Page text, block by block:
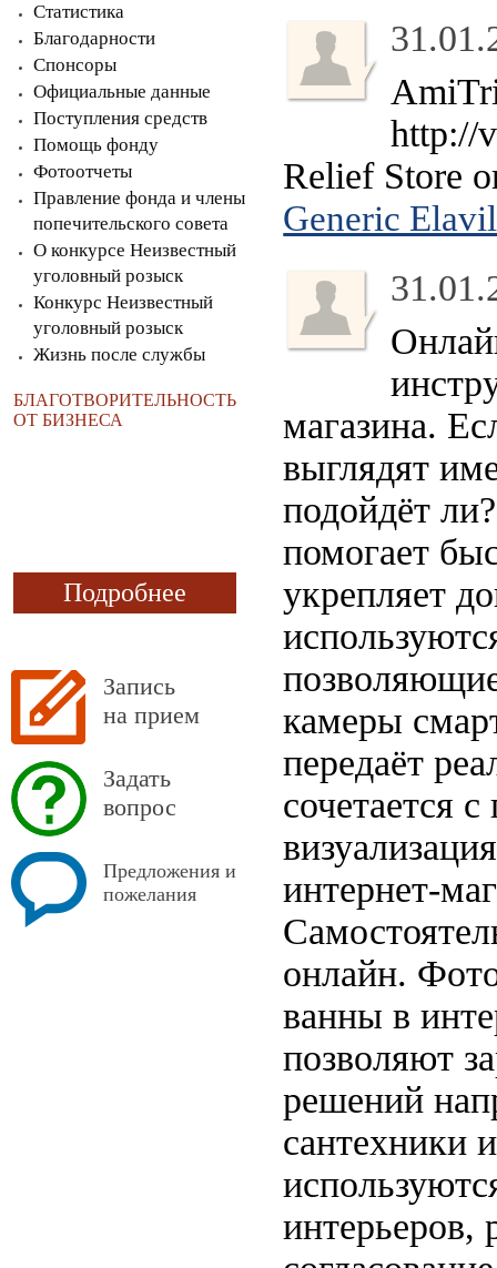
Статистика
Благодарности
Спонсоры
Официальные данные
Поступления средств
Помощь фонду
Фотоотчеты
Правление фонда и члены
попечительского совета
О конкурсе Неизвестный
уголовный розыск
Конкурс Неизвестный
уголовный розыск
Жизнь после службы
БЛАГОТВОРИТЕЛЬНОСТЬ
ОТ БИЗНЕСА
Подробнее
Запись
на прием
Задать
вопрос
Предложения и
пожелания
http://
Relief Store
Generic Elavil
магазина.
выглядят
подойдёт
помогает
укрепляет
камеры
передаёт
сочетается
интернет-
онлайн.
ванны в
позволяют
решений
сантехники
интерьеров,